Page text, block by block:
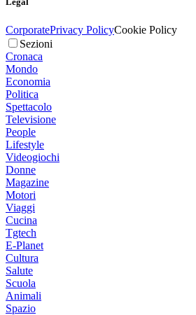
CorporatePrivacy PolicyCookie Policy
Sezioni
Cronaca
Mondo
Economia
Politica
Spettacolo
Televisione
People
Lifestyle
Videogiochi
Donne
Magazine
Motori
Viaggi
Cucina
Tgtech
E-Planet
Cultura
Salute
Scuola
Animali
Spazio